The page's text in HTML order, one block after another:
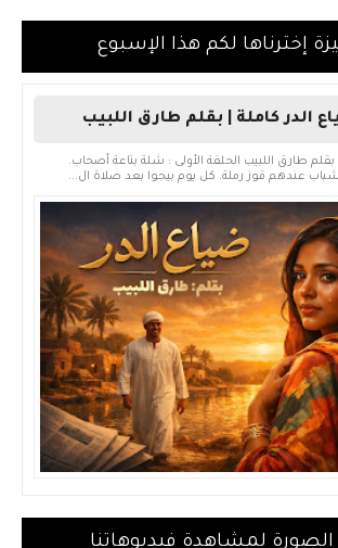
إخترناها لكم هذا الإسبوع
الدر كاملة | بقلم طارق اللبيب
| بقلم طارق اللبيب الحلقة الأولى : شلة بتاعة أصحاب.
عندهم قوز رملة. كل يوم بيجوا بعد صلاة ال...
لمشاهدة فيديوهاتنا